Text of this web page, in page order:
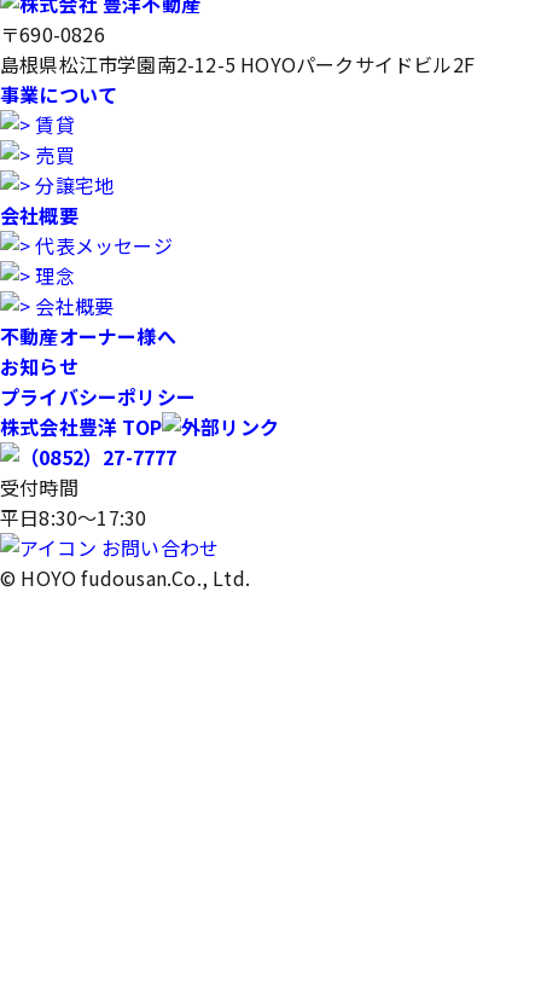
〒690-0826
島根県松江市学園南2-12-5 HOYOパークサイドビル2F
事業について
賃貸
売買
分譲宅地
会社概要
代表メッセージ
理念
会社概要
不動産オーナー様へ
お知らせ
プライバシーポリシー
株式会社豊洋 TOP
受付時間
平日8:30～17:30
お問い合わせ
© HOYO fudousan.Co., Ltd.